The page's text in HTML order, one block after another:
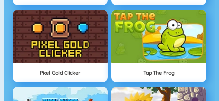
Pixel Gold Clicker Tap The Frog